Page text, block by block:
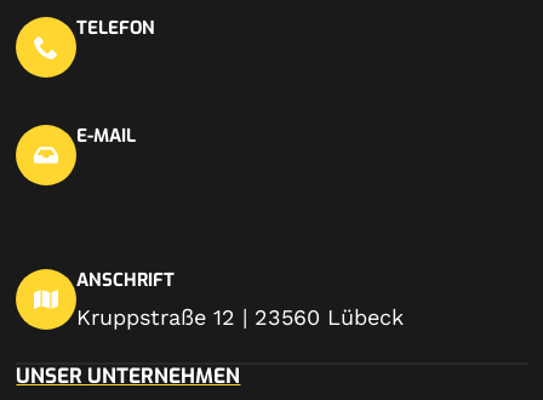
TELEFON
E-MAIL
ANSCHRIFT
Kruppstraße 12 | 23560 Lübeck
UNSER UNTERNEHMEN